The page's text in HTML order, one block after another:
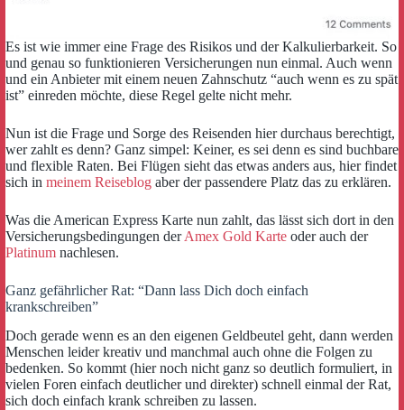
Es ist wie immer eine Frage des Risikos und der Kalkulierbarkeit. So
und genau so funktionieren Versicherungen nun einmal. Auch wenn
und ein Anbieter mit einem neuen Zahnschutz “auch wenn es zu spät
ist” einreden möchte, diese Regel gelte nicht mehr.
Nun ist die Frage und Sorge des Reisenden hier durchaus berechtigt,
wer zahlt es denn? Ganz simpel: Keiner, es sei denn es sind buchbare
und flexible Raten. Bei Flügen sieht das etwas anders aus, hier findet
sich in meinem Reiseblog aber der passendere Platz das zu erklären.
Was die American Express Karte nun zahlt, das lässt sich dort in den
Versicherungsbedingungen derAmex Gold Karte oder auch der
Platinum nachlesen.
Ganz gefährlicher Rat: “Dann lass Dich doch einfach
krankschreiben”
Doch gerade wenn es an den eigenen Geldbeutel geht, dann werden
Menschen leider kreativ und manchmal auch ohne die Folgen zu
bedenken. So kommt (hier noch nicht ganz so deutlich formuliert, in
vielen Foren einfach deutlicher und direkter) schnell einmal der Rat,
sich doch einfach krank schreiben zu lassen.